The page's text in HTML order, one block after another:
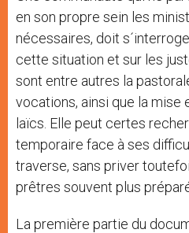
en son propre sein les
nécessaires, doit
cette situation et sur les
sont entre autres la
vocations, ainsi que la mise
laïcs. Elle peut certes
temporaire face à ses
traverse, sans priver
prêtres souvent plus
La première partie du